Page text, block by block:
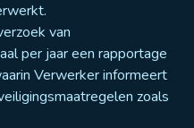
van
per jaar een rapportage
Verwerker informeert
zoals